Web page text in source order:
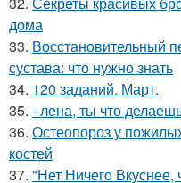
дома
33. Восстановительный
сустава: что нужно знать
34. 120 заданий. Март.
35. - лена, ты что
36. Остеопороз у
костей
37. "Нет Ничего